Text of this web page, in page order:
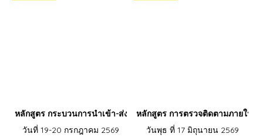
หลักสูตร กระบวนการนำเข้า-ส่งออก ภาษีศุลกากร และข้อตกลงการ
วันที่ 19-20 กรกฎาคม 2569
หลักสูตร การตรวจติดตามภายใน
วันพุธ ที่ 17 มิถุนายน 2569